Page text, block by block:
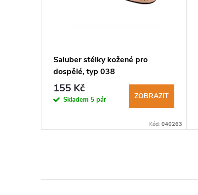
Saluber stélky kožené pro
dospělé, typ 038
155 Kč
Skladem 5 pár ZOBRAZIT
Kód: 040263